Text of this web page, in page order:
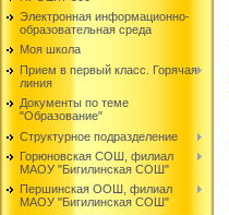
Электронная информационно-
образовательная среда
Моя школа
Прием в первый класс. Горячая
линия
Документы по теме
"Образование"
Структурное подразделение
Горюновская СОШ, филиал
МАОУ "Бигилинская СОШ"
Першинская ООШ, филиал
МАОУ "Бигилинская СОШ"